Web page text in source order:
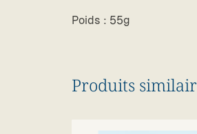
Produits